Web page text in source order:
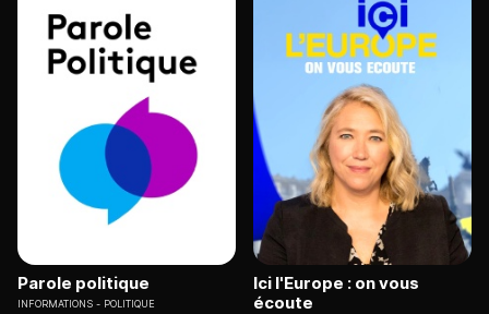
Parole politique
INFORMATIONS POLITIQUE
Ici l'Europe : on vous
écoute